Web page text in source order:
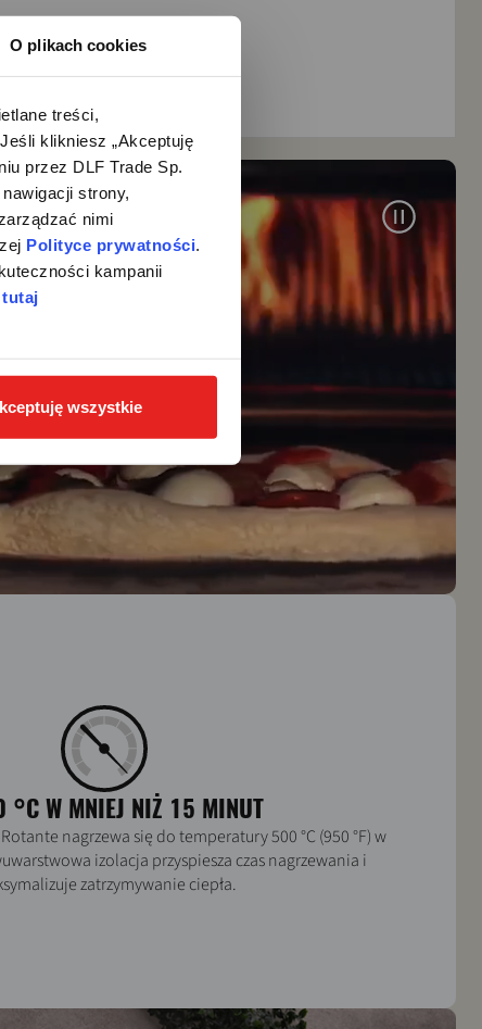
O plikach cookies
treści,
klikniesz „Akceptuję
przez DLF Trade Sp.
strony,
nimi
Polityce prywatności
kampanii
tutaj
wszystkie
W MNIEJ NIŻ 15 MINUT
nagrzewa się do temperatury 500 °C (950 °F) w
izolacja przyspiesza czas nagrzewania i
zatrzymywanie ciepła.